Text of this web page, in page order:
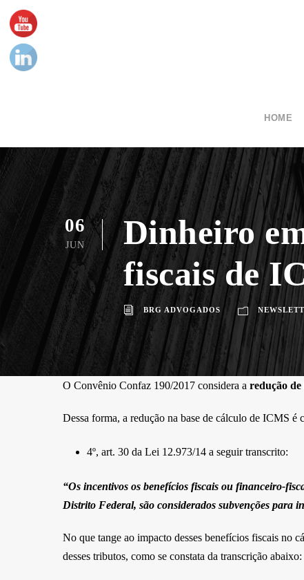
HOME
06
JUN
Dinheiro
fiscais de
BRG ADVOGADOS
O Convênio Confaz 190/2017 considera a redução
Dessa forma, a redução na base de cálculo de ICMS
4º, art. 30 da Lei 12.973/14 a seguir transcrito:
“Os incentivos os benefícios fiscais ou financeiro-
Distrito Federal, são considerados subvenções para
No que tange ao impacto desses benefícios fiscais no
desses tributos, como se constata da transcrição abaixo: